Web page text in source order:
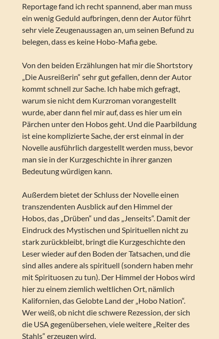
Reportage fand ich recht spannend, aber man muss
ein wenig Geduld aufbringen, denn der Autor führt
sehr viele Zeugenaussagen an, um seinen Befund zu
belegen, dass es keine Hobo-Mafia gebe.
Von den beiden Erzählungen hat mir die Shortstory
„Die Ausreißerin“ sehr gut gefallen, denn der Autor
kommt schnell zur Sache. Ich habe mich gefragt,
warum sie nicht dem Kurzroman vorangestellt
wurde, aber dann fiel mir auf, dass es hier um ein
Pärchen unter den Hobos geht. Und die Paarbildung
ist eine komplizierte Sache, der erst einmal in der
Novelle ausführlich dargestellt werden muss, bevor
man sie in der Kurzgeschichte in ihrer ganzen
Bedeutung würdigen kann.
Außerdem bietet der Schluss der Novelle einen
transzendenten Ausblick auf den Himmel der
Hobos, das „Drüben“ und das „Jenseits“. Damit der
Eindruck des Mystischen und Spirituellen nicht zu
stark zurückbleibt, bringt die Kurzgeschichte den
Leser wieder auf den Boden der Tatsachen, und die
sind alles andere als spirituell (sondern haben mehr
mit Spirituosen zu tun). Der Himmel der Hobos wird
hier zu einem ziemlich weltlichen Ort, nämlich
Kalifornien, das Gelobte Land der „Hobo Nation“.
Wer weiß, ob nicht die schwere Rezession, der sich
die USA gegenübersehen, viele weitere „Reiter des
Stahls“ erzeugen wird.